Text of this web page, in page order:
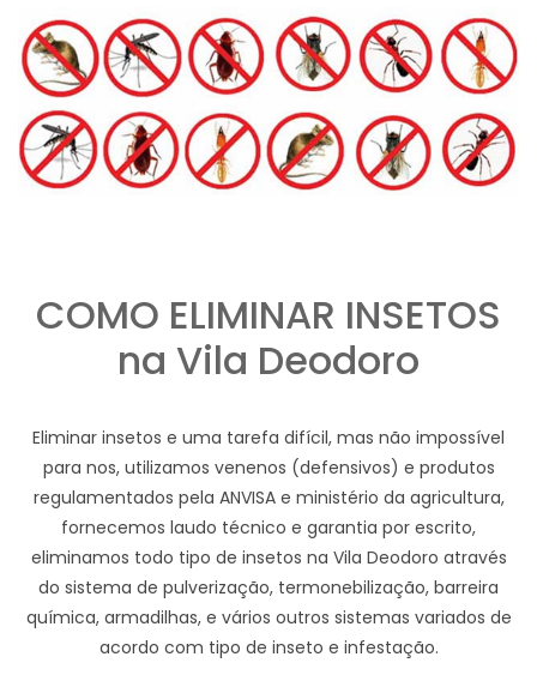
COMO ELIMINAR INSETOS
na Vila Deodoro
Eliminar insetos e uma tarefa difícil, mas não impossível
para nos, utilizamos venenos (defensivos) e produtos
regulamentados pela ANVISA e ministério da agricultura,
fornecemos laudo técnico e garantia por escrito,
eliminamos todo tipo de insetos na Vila Deodoro através
do sistema de pulverização, termonebilização, barreira
química, armadilhas, e vários outros sistemas variados de
acordo com tipo de inseto e infestação.